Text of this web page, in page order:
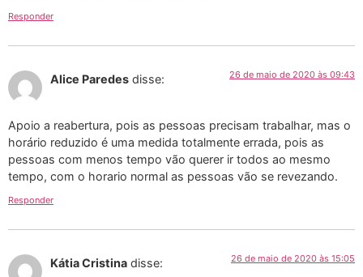
Responder
Alice Paredes disse: 26 de maio de 2020 às 09:43
Apoio a reabertura, pois as pessoas precisam trabalhar, mas o
horário reduzido é uma medida totalmente errada, pois as
pessoas com menos tempo vão querer ir todos ao mesmo
tempo, com o horario normal as pessoas vão se revezando.
Responder
Kátia Cristina disse: 26 de maio de 2020 às 15:05